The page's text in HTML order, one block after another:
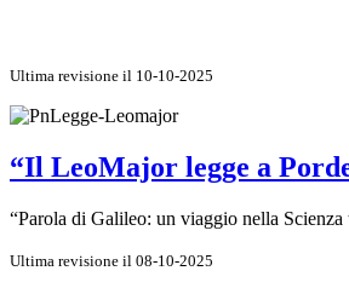
Ultima revisione il 10-10-2025
“Il LeoMajor legge a
“Parola di Galileo: un viaggio nella Scienza
Ultima revisione il 08-10-2025